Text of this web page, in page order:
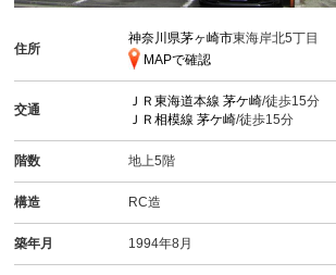
住所
神奈川県茅ヶ崎市東海岸北5丁目
MAPで確認
交通
ＪＲ東海道本線茅ケ崎/徒歩15分
ＪＲ相模線茅ケ崎/徒歩15分
階数 地上5階
構造 RC造
築年月 1994年8月